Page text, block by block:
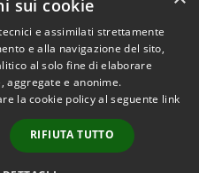
Copyright © 2026 • Comune di
Falcade • Powered by
Municipium•
Accesso
redazione
sui cookie
e assimilati strettamente
e alla navigazione del sito,
al solo fine di elaborare
aggregate e anonime.
la cookie policy al seguente link
RIFIUTA TUTTO